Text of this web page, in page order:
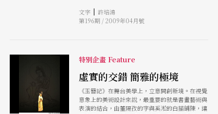
文字 | 許培鴻
第196期 / 2009年04月號
特別企畫 Feature
虛實的交錯 簡雅的極境
《玉簪記》在舞台美學上，立意開創新境。在視覺
意象上的美術設計來說，最重要的就是書畫藝術與
表演的結合，由董陽孜的字與奚淞的白描鋪陳，讓